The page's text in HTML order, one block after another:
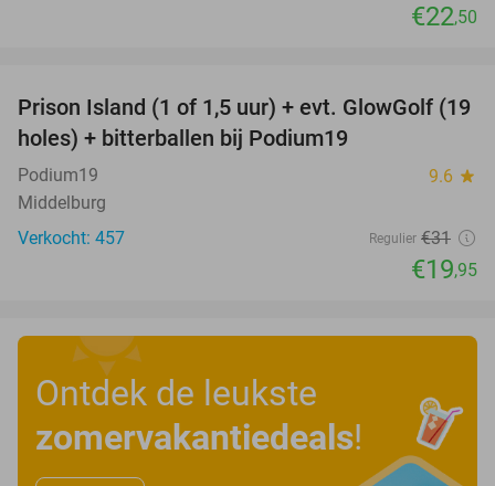
€22,50
36%
Prison Island (1 of 1,5 uur) + evt. GlowGolf (19
holes) + bitterballen bij Podium19
Podium19 9.6 star
Middelburg
Verkocht: 457
Regulier €31
€19,95
Ontdek de leukste
zomervakantiedeals!